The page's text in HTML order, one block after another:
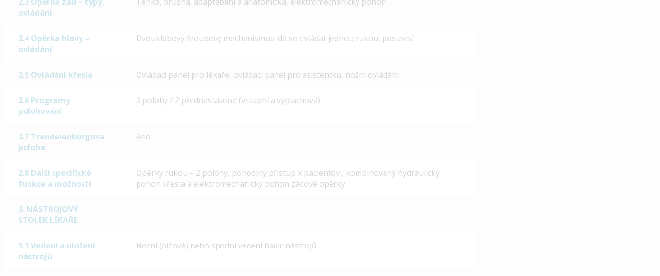
ovládání
2.4 Opěrka hlavy –
ovládání
Dvouklobový šroubový mechanismus, dá se ovládat jednou rukou, posuvná
2.5 Ovládání křesla Ovládací panel pro lékaře, ovládací panel pro asistentku, nožní ovládání
2.6 Programy
polohování
3 polohy / 2 přednastavené (vstupní a výplachová)
2.7 Trendelenburgova
poloha
Ano
2.8 Další specifické
funkce a možnosti
Opěrky rukou – 2 polohy, pohodlný přístup k pacientovi, kombinovaný hydraulický
pohon křesla a elektromechanický pohon zádové opěrky
3. NÁSTROJOVÝ
STOLEK LÉKAŘE
3.1 Vedení a uložení
nástrojů
Horní (bičové) nebo spodní vedení hadic nástrojů